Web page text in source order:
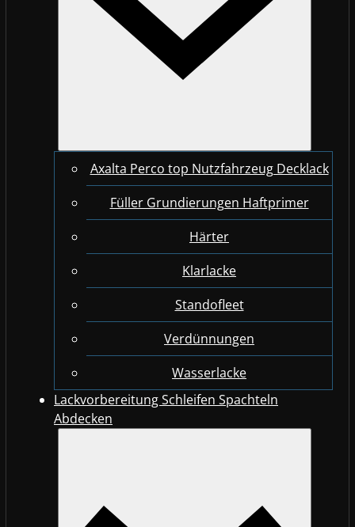
Axalta Perco top Nutzfahrzeug Decklack
Füller Grundierungen Haftprimer
Härter
Klarlacke
Standofleet
Verdünnungen
Wasserlacke
Lackvorbereitung Schleifen Spachteln
Abdecken